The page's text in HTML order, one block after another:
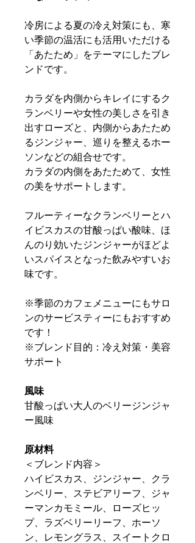
冷房による夏の冷え対策にも、寒
い季節の温活にも活用いただける
「あたため」をテーマにしたブレ
ンドです。
カラダを内側からキレイにするク
ランベリーや女性の美しさを引き
出すローズと、内側からあたため
るジンジャー、巡りを整えるホー
ソンなどの組合せです。
カラダの内側をあたためて、女性
の美をサポートします。
フルーティーなクランベリーとハ
イビスカスの甘酸っぱい酸味、ほ
んのり効いたジンジャーがほどよ
いスパイスとなった飲みやすいお
味です。
※季節のカフェメニューにもサロ
ンのサービスティーにもおすすめ
です！
※ブレンド目的：冷え対策・美容
サポート
風味
甘酸っぱい大人のベリージンジャ
ー風味
原材料
＜ブレンド内容＞
ハイビスカス、ジンジャー、クラ
ンベリー、ステビアリーフ、ジャ
ーマンカモミール、ローズヒッ
プ、ラズベリーリーフ、ホーソ
ン、レモングラス、スイートクロ